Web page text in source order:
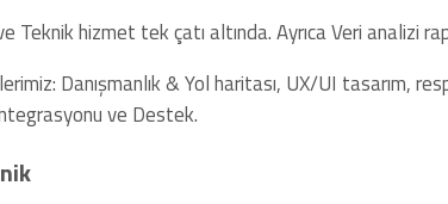
Teknik hizmet tek çatı altında. Ayrıca Veri analizi
Danışmanlık & Yol haritası, UX/UI tasarım,
ve Destek.